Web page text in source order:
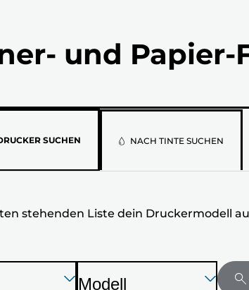
und Papier-
SUCHEN
Wähle
aus
der
stehenden
NACH TINTE SUCHEN
stehenden Liste dein Druckermodell
Drücken
Modell